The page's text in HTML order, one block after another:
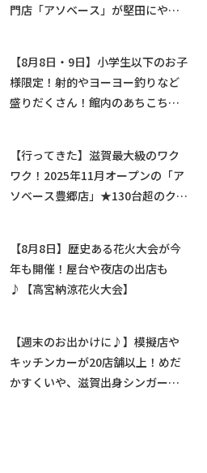
門店「アソベース」が堅田にやっ
【8月8日・9日】小学生以下のお子
様限定！射的やヨーヨー釣りなど
盛りだくさん！館内のあちこちに
【行ってきた】滋賀最大級のワク
ワク！2025年11月オープンの「ア
ソベース豊郷店」★130台超のクレ
【8月8日】歴史ある花火大会が今
年も開催！屋台や夜店の出店も
♪【高宮納涼花火大会】
【週末のお出かけに♪】模擬店や
キッチンカーが20店舗以上！めだ
かすくいや、滋賀出身シンガーソ